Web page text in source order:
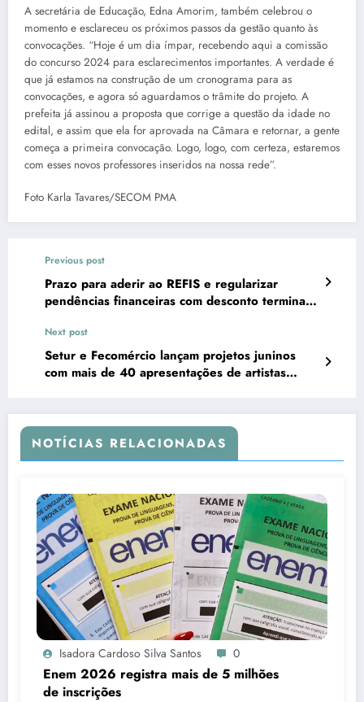
A secretária de Educação, Edna Amorim, também celebrou o
momento e esclareceu os próximos passos da gestão quanto às
convocações. “Hoje é um dia ímpar, recebendo aqui a comissão
do concurso 2024 para esclarecimentos importantes. A verdade é
que já estamos na construção de um cronograma para as
convocações, e agora só aguardamos o trâmite do projeto. A
prefeita já assinou a proposta que corrige a questão da idade no
edital, e assim que ela for aprovada na Câmara e retornar, a gente
começa a primeira convocação. Logo, logo, com certeza, estaremos
com esses novos professores inseridos na nossa rede”.
Foto Karla Tavares/SECOM PMA
Previous post
Prazo para aderir ao REFIS e regularizar
pendências financeiras com desconto termina
Next post
Setur e Fecomércio lançam projetos juninos
com mais de 40 apresentações de artistas
NOTÍCIAS RELACIONADAS
Isadora Cardoso Silva Santos 0
Enem 2026 registra mais de 5 milhões
de inscrições